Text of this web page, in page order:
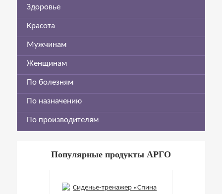
Здоровье
Красота
Мужчинам
Женщинам
По болезням
По назначению
По производителям
Популярные продукты АРГО